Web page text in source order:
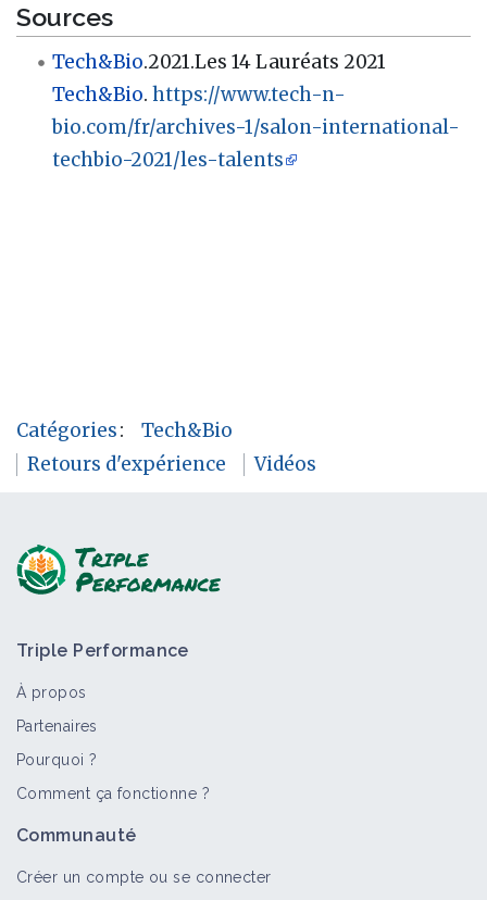
Sources
Tech&Bio.2021.Les 14 Lauréats 2021
Tech&Bio.https://www.tech-n-
bio.com/fr/archives-1/salon-international-
techbio-2021/les-talents
Catégories:
Tech&Bio
Retours d'expérience
Vidéos
Triple Performance
À propos
Partenaires
Pourquoi ?
Comment ça fonctionne ?
Communauté
Créer un compte ou se connecter